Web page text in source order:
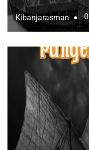
Kibanjarasman